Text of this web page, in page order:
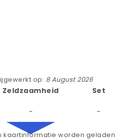
op: 8 August 2026
Zeldzaamheid
-
Set
-
kaartinformatie worden geladen